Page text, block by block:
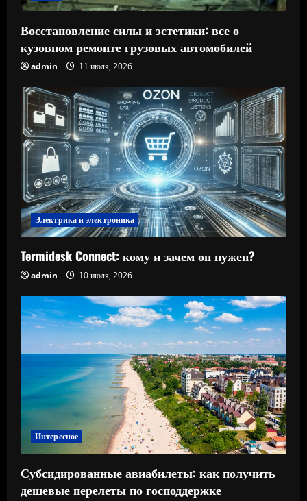
Восстановление силы и эстетики: все о
кузовном ремонте грузовых автомобилей
admin 11 июля, 2026
Электрика и электроника
Termidesk Connect: кому и зачем он нужен?
admin 10 июля, 2026
Интересное
Субсидированные авиабилеты: как получить
дешевые перелеты по господдержке